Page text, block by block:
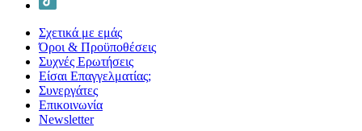
Σχετικά με εμάς
Όροι & Προϋποθέσεις
Συχνές Ερωτήσεις
Είσαι Επαγγελματίας;
Συνεργάτες
Επικοινωνία
Νewsletter